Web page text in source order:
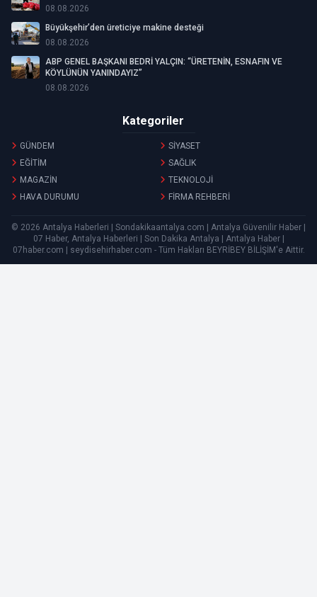
08.08.2026
Büyükşehir’den üreticiye makine desteği
08.08.2026
ABP GENEL BAŞKANI BEDRİ YALÇIN: “ÜRETENİN, ESNAFIN VE
KÖYLÜNÜN YANINDAYIZ”
08.08.2026
Kategoriler
GÜNDEM
SİYASET
EĞİTİM
SAĞLIK
MAGAZİN
TEKNOLOJİ
HAVA DURUMU
FİRMA REHBERİ
© 2026 Antalya Haberleri | Sondakikaantalya.com | Antalya Güvenilir Haber |
07 Haber, Antalya Haberleri | Son Dakika Antalya | Antalya Haber |
07haber.com | seydisehirhaber.com - Tüm Hakları BEYRİBEY BİLİŞİM 'e Aittir.